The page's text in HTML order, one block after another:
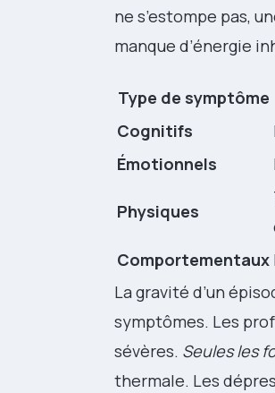
ne s’estompe pas,
manque d’énergie
Type de symptôme
Cognitifs
Émotionnels
Physiques
Comportementaux
La gravité d’un
symptômes. Les
sévères. Seules les
thermale. Les